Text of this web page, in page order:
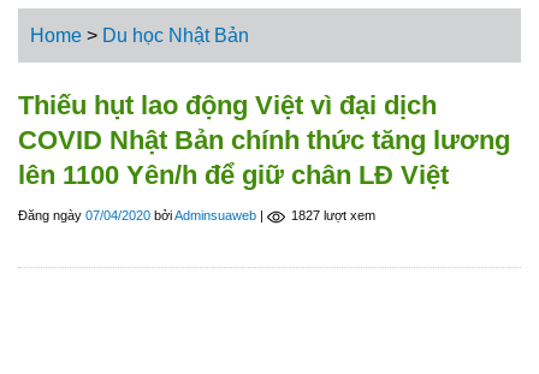
Home > Du học Nhật Bản
Thiếu hụt lao động Việt vì đại dịch
COVID Nhật Bản chính thức tăng lương
lên 1100 Yên/h để giữ chân LĐ Việt
Đăng ngày 07/04/2020 bởiAdminsuaweb | 1827 lượt xem